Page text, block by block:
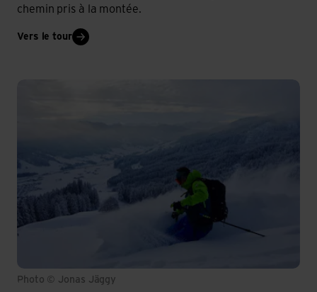
chemin pris à la montée.
Vers le tour
Photo © Jonas Jäggy